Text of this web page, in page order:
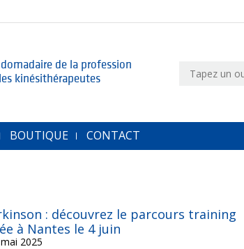
de la profession
kinésithérapeutes
BOUTIQUE CONTACT
: découvrez le parcours training
à Nantes le 4 juin
2025